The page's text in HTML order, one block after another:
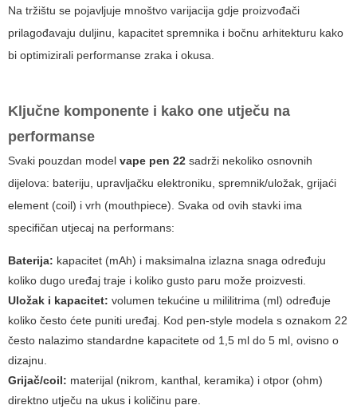
Na tržištu se pojavljuje mnoštvo varijacija gdje proizvođači
prilagođavaju duljinu, kapacitet spremnika i bočnu arhitekturu kako
bi optimizirali performanse zraka i okusa.
Ključne komponente i kako one utječu na
performanse
Svaki pouzdan model vape pen 22 sadrži nekoliko osnovnih
dijelova: bateriju, upravljačku elektroniku, spremnik/uložak, grijaći
element (coil) i vrh (mouthpiece). Svaka od ovih stavki ima
specifičan utjecaj na performans:
Baterija: kapacitet (mAh) i maksimalna izlazna snaga određuju
koliko dugo uređaj traje i koliko gusto paru može proizvesti.
Uložak i kapacitet: volumen tekućine u mililitrima (ml) određuje
koliko često ćete puniti uređaj. Kod pen-style modela s oznakom 22
često nalazimo standardne kapacitete od 1,5 ml do 5 ml, ovisno o
dizajnu.
Grijač/coil: materijal (nikrom, kanthal, keramika) i otpor (ohm)
direktno utječu na ukus i količinu pare.